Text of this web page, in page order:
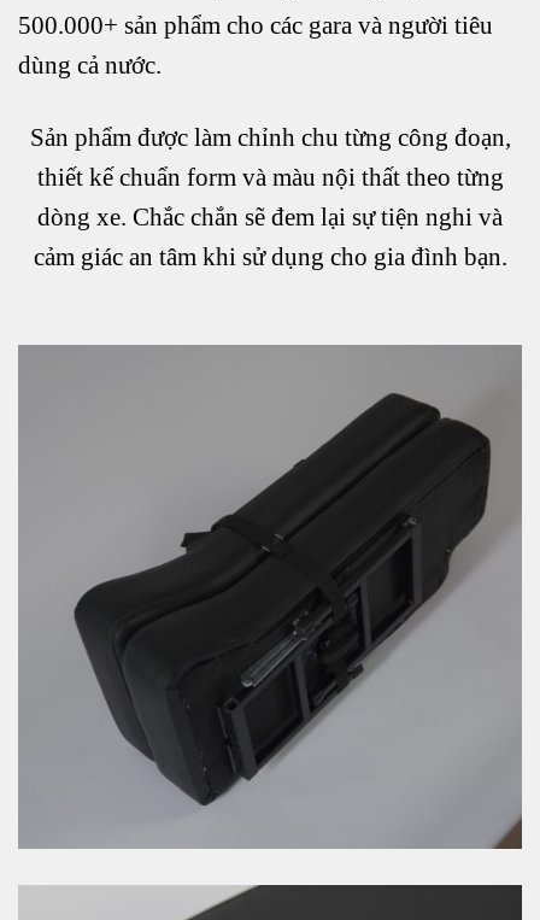
500.000+ sản phẩm cho các gara và người tiêu
dùng cả nước.
Sản phẩm được làm chỉnh chu từng công đoạn,
thiết kế chuẩn form và màu nội thất theo từng
dòng xe. Chắc chắn sẽ đem lại sự tiện nghi và
cảm giác an tâm khi sử dụng cho gia đình bạn.